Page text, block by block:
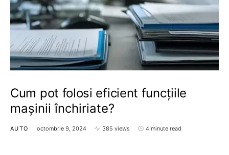
Cum pot folosi eficient funcțiile
mașinii închiriate?
AUTO octombrie 9, 2024 385 views 4 minute read